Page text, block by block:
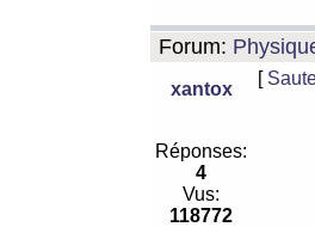
Forum:
xantox
[
Réponses:
4
Vus:
118772